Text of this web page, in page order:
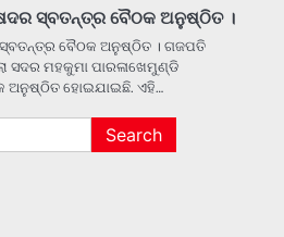
ସ୍ବତନ୍ତ୍ର ବୈଠକ ଅନୁଷ୍ଠିତ ।
ବୈଠକ ଅନୁଷ୍ଠିତ । ଗଜପତି
ସଦର ମହକୁମା ପାରଳାଖେମୁଣ୍ଡି
ହୋଇଯାଇଛି. ଏହି…